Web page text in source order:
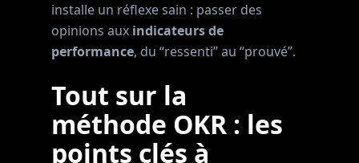
installe un réflexe sain : passer des
opinions aux indicateurs de
performance, du “ressenti” au “prouvé”.
Tout sur la
méthode OKR : les
points clés à